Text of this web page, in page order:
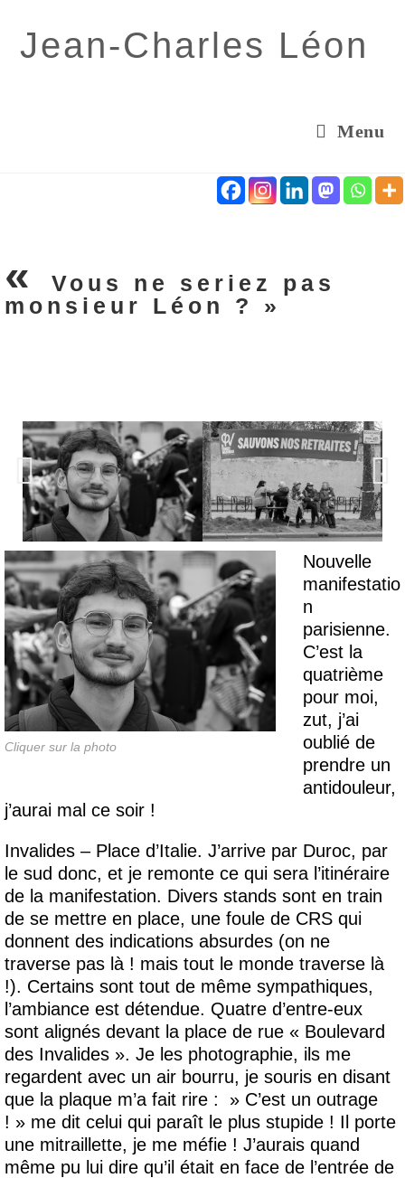
Jean-Charles Léon
Menu
«
Vous ne seriez pas
monsieur Léon ? »
Cliquer sur la photo
Nouvelle
manifestatio
n
parisienne.
C’est la
quatrième
pour moi,
zut, j’ai
oublié de
prendre un
antidouleur,
j’aurai mal ce soir !
Invalides – Place d’Italie. J’arrive par Duroc, par
le sud donc, et je remonte ce qui sera l’itinéraire
de la manifestation. Divers stands sont en train
de se mettre en place, une foule de CRS qui
donnent des indications absurdes (on ne
traverse pas là ! mais tout le monde traverse là
!). Certains sont tout de même sympathiques,
l’ambiance est détendue. Quatre d’entre-eux
sont alignés devant la place de rue « Boulevard
des Invalides ». Je les photographie, ils me
regardent avec un air bourru, je souris en disant
que la plaque m’a fait rire : » C’est un outrage
! » me dit celui qui paraît le plus stupide ! Il porte
une mitraillette, je me méfie ! J’aurais quand
même pu lui dire qu’il était en face de l’entrée de